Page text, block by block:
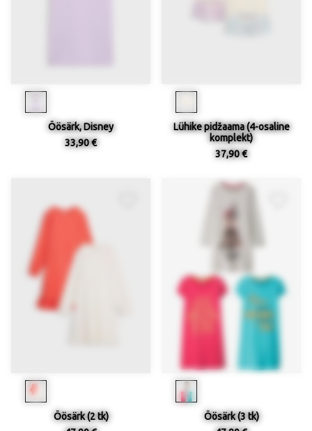
Öösärk, Disney
33,90 €
Lühike pidžaama (4-osaline
komplekt)
37,90 €
Öösärk (2 tk)
Öösärk (3 tk)